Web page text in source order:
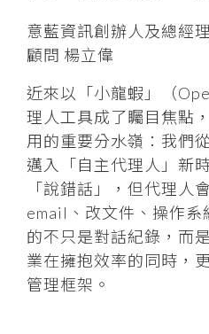
意藍資訊創辦人及總經
顧問 楊立偉
近來以「小龍蝦」（
理人工具成了矚目焦點
用的重要分水嶺：我們
邁入「自主代理人」新
「說錯話」，但代理人
email、改文件、操作系
的不只是對話紀錄，而
業在擁抱效率的同時，
管理框架。